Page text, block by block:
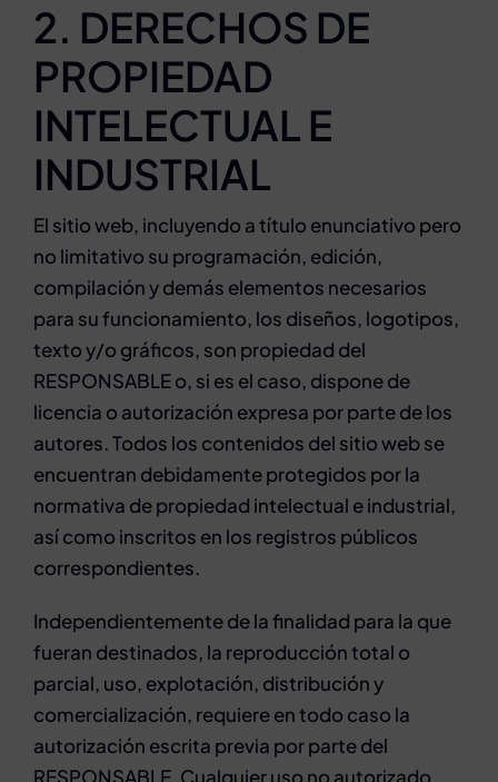
2. DERECHOS DE
PROPIEDAD
INTELECTUAL E
INDUSTRIAL
El sitio web, incluyendo a título enunciativo pero
no limitativo su programación, edición,
compilación y demás elementos necesarios
para su funcionamiento, los diseños, logotipos,
texto y/o gráficos, son propiedad del
RESPONSABLE o, si es el caso, dispone de
licencia o autorización expresa por parte de los
autores. Todos los contenidos del sitio web se
encuentran debidamente protegidos por la
normativa de propiedad intelectual e industrial,
así como inscritos en los registros públicos
correspondientes.
Independientemente de la finalidad para la que
fueran destinados, la reproducción total o
parcial, uso, explotación, distribución y
comercialización, requiere en todo caso la
autorización escrita previa por parte del
RESPONSABLE. Cualquier uso no autorizado